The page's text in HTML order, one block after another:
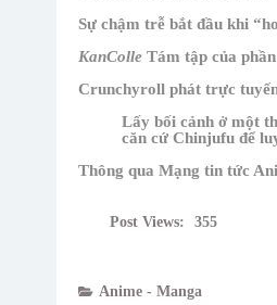
Sự chậm trễ bắt đầu khi
KanColle Tám tập của
Crunchyroll phát trực
Lấy bối cảnh ở một
căn cứ Chinjufu để
Thông qua Mạng tin tức
Post Views: 355
Anime - Manga